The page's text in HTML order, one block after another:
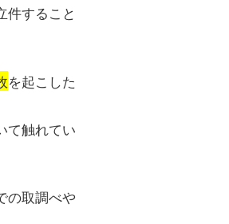
件すること
を起こした
て触れてい
の取調べや